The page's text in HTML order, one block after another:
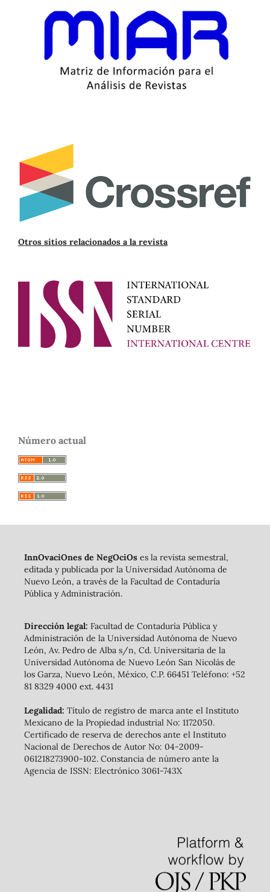
Otros sitios relacionados a la revista
Número actual
InnOvaciOnes de NegOciOses la revista semestral,
editada y publicada por la Universidad Autónoma de
Nuevo León, a través de la Facultad de Contaduría
Pública y Administración.
Dirección legal: Facultad de Contaduría Pública y
Administración de la Universidad Autónoma de Nuevo
León, Av. Pedro de Alba s/n, Cd. Universitaria de la
Universidad Autónoma de Nuevo León San Nicolás de
los Garza, Nuevo León, México, C.P. 66451 Teléfono: +52
81 8329 4000 ext. 4431
Legalidad: Título de registro de marca ante el Instituto
Mexicano de la Propiedad industrial No: 1172050.
Certificado de reserva de derechos ante el Instituto
Nacional de Derechos de Autor No: 04-2009-
061218273900-102. Constancia de número ante la
Agencia de ISSN: Electrónico 3061-743X